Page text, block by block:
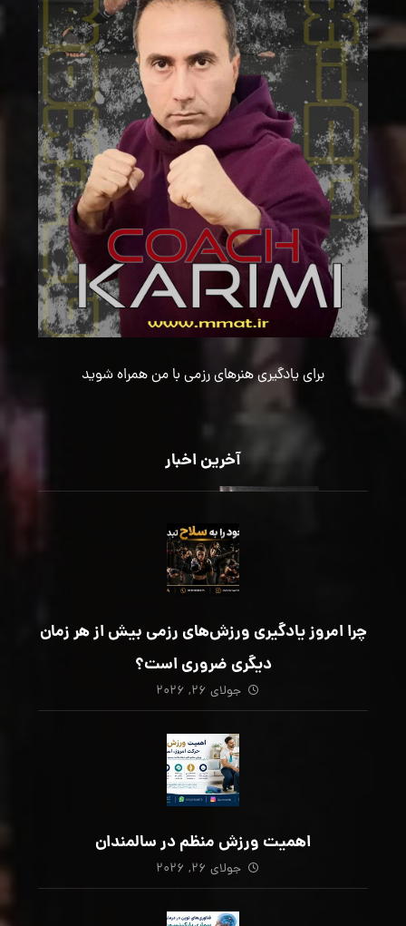
برای یادگیری هنرهای رزمی با من همراه شوید
آخرین اخبار
چرا امروز یادگیری ورزش‌های رزمی بیش از هر زمان
دیگری ضروری است؟
جولای ۲۶, ۲۰۲۶
اهمیت ورزش منظم در سالمندان
جولای ۲۶, ۲۰۲۶